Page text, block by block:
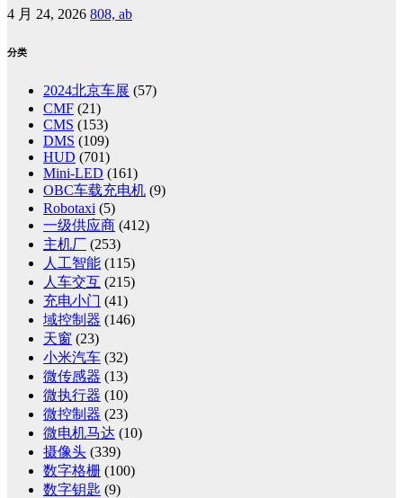
4 月 24, 2026 808, ab
分类
2024北京车展 (57)
CMF (21)
CMS (153)
DMS (109)
HUD (701)
Mini-LED (161)
OBC车载充电机 (9)
Robotaxi (5)
一级供应商 (412)
主机厂 (253)
人工智能 (115)
人车交互 (215)
充电小门 (41)
域控制器 (146)
天窗 (23)
小米汽车 (32)
微传感器 (13)
微执行器 (10)
微控制器 (23)
微电机马达 (10)
摄像头 (339)
数字格栅 (100)
数字钥匙 (9)